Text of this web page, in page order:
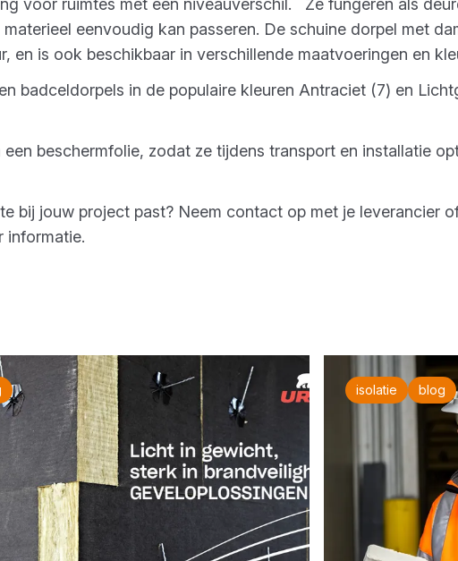
voor ruimtes met een niveauverschil. Ze fungeren als
eenvoudig kan passeren. De schuine dorpel met
en is ook beschikbaar in verschillende maatvoeringen en
badceldorpels in de populaire kleuren Antraciet (7) en
beschermfolie, zodat ze tijdens transport en installatie
bij jouw project past? Neem contact op met je leverancier
informatie.
isolatie blog